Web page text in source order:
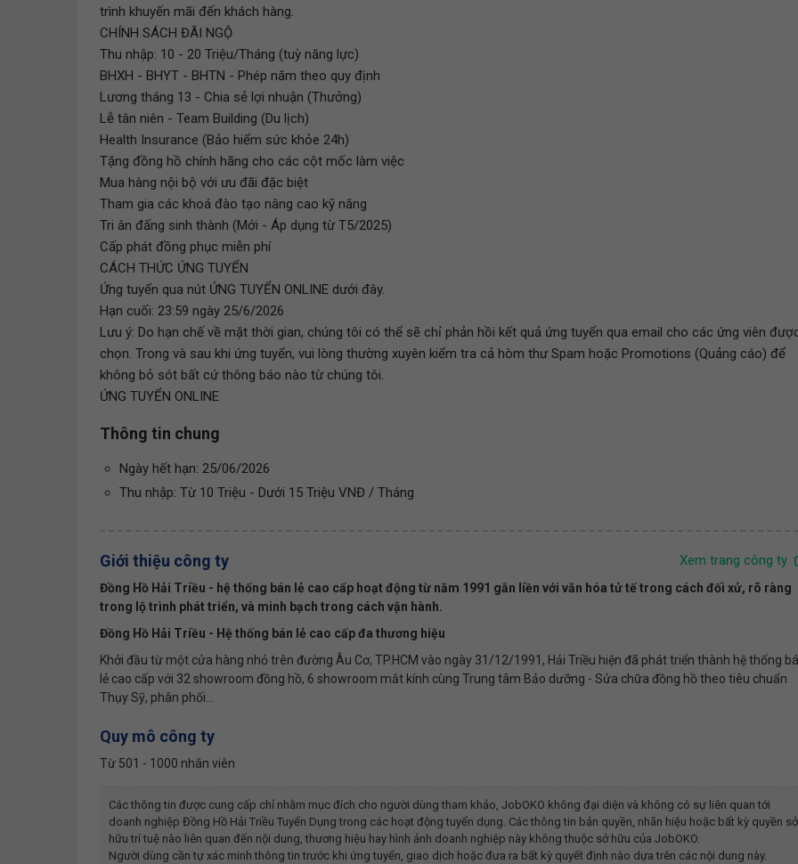
trình khuyến mãi đến khách hàng.
CHÍNH SÁCH ĐÃI NGỘ
Thu nhập: 10 - 20 Triệu/Tháng (tuỳ năng lực)
BHXH - BHYT - BHTN - Phép năm theo quy định
Lương tháng 13 - Chia sẻ lợi nhuận (Thưởng)
Lễ tân niên - Team Building (Du lịch)
Health Insurance (Bảo hiểm sức khỏe 24h)
Tặng đồng hồ chính hãng cho các cột mốc làm việc
Mua hàng nội bộ với ưu đãi đặc biệt
Tham gia các khoá đào tạo nâng cao kỹ năng
Tri ân đấng sinh thành (Mới - Áp dụng từ T5/2025)
Cấp phát đồng phục miễn phí
CÁCH THỨC ỨNG TUYỂN
Ứng tuyển qua nút ỨNG TUYỂN ONLINE dưới đây.
Hạn cuối: 23:59 ngày 25/6/2026
Lưu ý: Do hạn chế về mặt thời gian, chúng tôi có thể sẽ chỉ phản hồi kết quả ứng tuyển qua email cho các ứng viên
chọn. Trong và sau khi ứng tuyển, vui lòng thường xuyên kiểm tra cả hòm thư Spam hoặc Promotions (Quảng cáo) để
không bỏ sót bất cứ thông báo nào từ chúng tôi.
ỨNG TUYỂN ONLINE
Thông tin chung
Ngày hết hạn: 25/06/2026
Thu nhập: Từ 10 Triệu - Dưới 15 Triệu VNĐ / Tháng
Giới thiệu công ty Xem trang công ty
Đồng Hồ Hải Triều - hệ thống bán lẻ cao cấp hoạt động từ năm 1991 gắn liền với văn hóa tử tế trong cách đối xử, rõ ràng
trong lộ trình phát triển, và minh bạch trong cách vận hành.
Đồng Hồ Hải Triều - Hệ thống bán lẻ cao cấp đa thương hiệu
Khởi đầu từ một cửa hàng nhỏ trên đường Âu Cơ, TP.HCM vào ngày 31/12/1991, Hải Triều hiện đã phát triển thành hệ thống
lẻ cao cấp với 32 showroom đồng hồ, 6 showroom mắt kính cùng Trung tâm Bảo dưỡng - Sửa chữa đồng hồ theo tiêu chuẩn
Thụy Sỹ, phân phối...
Quy mô công ty
Từ 501 - 1000 nhân viên
Các thông tin được cung cấp chỉ nhằm mục đích cho người dùng tham khảo, JobOKO không đại diện và không có sự liên quan tới
doanh nghiệp Đồng Hồ Hải Triều Tuyển Dụng trong các hoạt động tuyển dụng. Các thông tin bản quyền, nhãn hiệu hoặc bất kỳ quyền sở
hữu trí tuệ nào liên quan đến nội dung, thương hiệu hay hình ảnh doanh nghiệp này không thuộc sở hữu của JobOKO.
Người dùng cần tự xác minh thông tin trước khi ứng tuyển, giao dịch hoặc đưa ra bất kỳ quyết định nào dựa trên các nội dung này.